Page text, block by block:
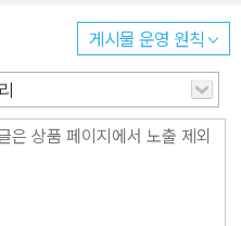
한 규모로 자연계에 나타나는 무
선을 가지고 있다. 그리고 허리
가 나타난다. 또 자연계
결정 등, 자세히 살펴보면 여기
게시물 운영 원칙